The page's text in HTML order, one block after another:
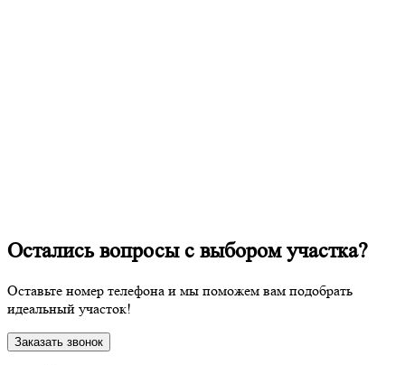
Остались вопросы с выбором участка?
Оставьте номер телефона и мы поможем вам подобрать
идеальный участок!
Заказать звонок